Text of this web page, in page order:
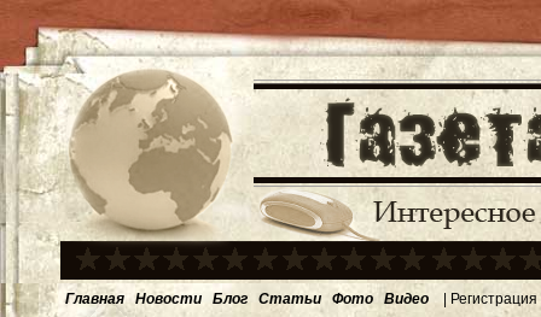
Главная Новости Блог Статьи Фото Видео | Регистрация